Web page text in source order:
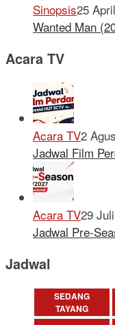
Sinopsis25
Wanted Man
Acara TV
Acara TV2
Jadwal Film
Acara TV29
Jadwal Pre-
Jadwal
SEDANG
TAYANG